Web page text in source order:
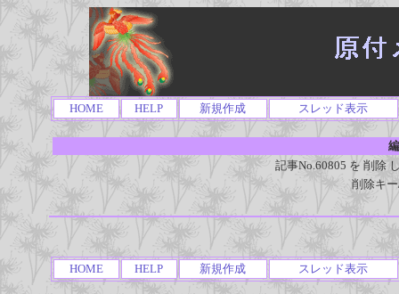
HOME HELP 新規作成 スレッド表示
記事No.60805 を 削除
削除キ
HOME HELP 新規作成 スレッド表示